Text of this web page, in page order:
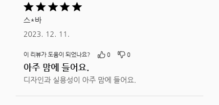
5
중
5평가됨
스*바
2023. 12. 11.
이 리뷰가 도움이 되었나요? 0 0
아주 맘에 들어요.
디자인과 실용성이 아주 맘에 들어요.